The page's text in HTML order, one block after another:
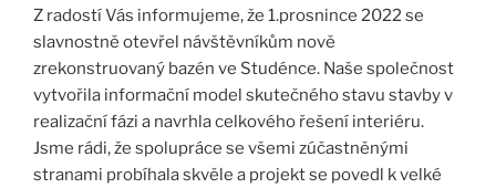
Z radostí Vás informujeme, že 1.prosnince 2022 se
slavnostně otevřel návštěvníkům nově
zrekonstruovaný bazén ve Studénce. Naše společnost
vytvořila informační model skutečného stavu stavby v
realizační fázi a navrhla celkového řešení interiéru.
Jsme rádi, že spolupráce se všemi zúčastněnými
stranami probíhala skvěle a projekt se povedl k velké